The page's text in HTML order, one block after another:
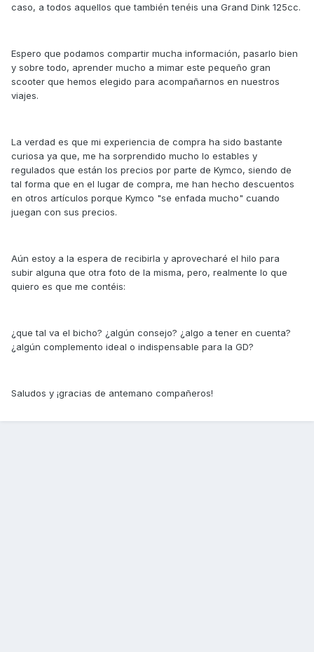
caso, a todos aquellos que también tenéis una Grand Dink 125cc.
Espero que podamos compartir mucha información, pasarlo bien
y sobre todo, aprender mucho a mimar este pequeño gran
scooter que hemos elegido para acompañarnos en nuestros
viajes.
La verdad es que mi experiencia de compra ha sido bastante
curiosa ya que, me ha sorprendido mucho lo estables y
regulados que están los precios por parte de Kymco, siendo de
tal forma que en el lugar de compra, me han hecho descuentos
en otros artículos porque Kymco "se enfada mucho" cuando
juegan con sus precios.
Aún estoy a la espera de recibirla y aprovecharé el hilo para
subir alguna que otra foto de la misma, pero, realmente lo que
quiero es que me contéis:
¿que tal va el bicho? ¿algún consejo? ¿algo a tener en cuenta?
¿algún complemento ideal o indispensable para la GD?
Saludos y ¡gracias de antemano compañeros!